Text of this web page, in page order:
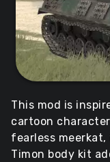
This mod is
cartoon
fearless
Timon body kit